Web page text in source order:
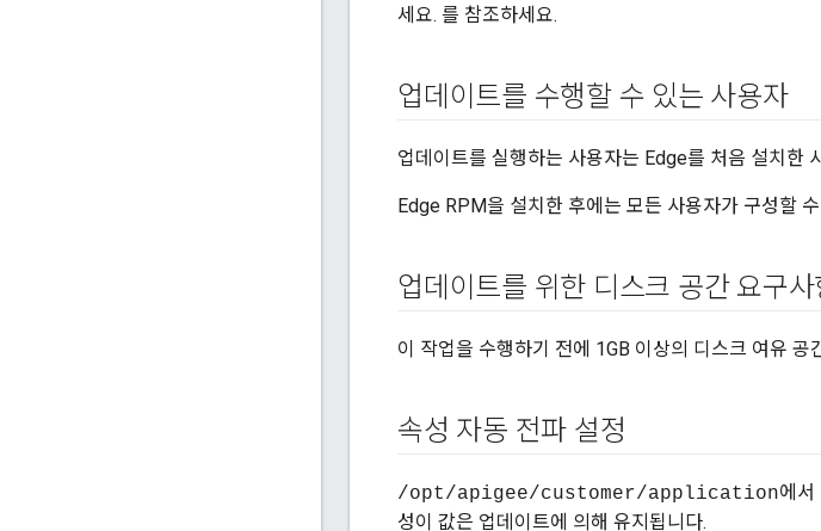
세요. 를 참조하세요.
업데이트를 수행할 수 있는 사용자
업데이트를 실행하는 사용자는 Edge를 처음 설치한
Edge RPM을 설치한 후에는 모든 사용자가 구성할
업데이트를 위한 디스크 공간 요구사
이 작업을 수행하기 전에 1GB 이상의 디스크 여유 공
속성 자동 전파 설정
/opt/apigee/customer/application에서
성이 값은 업데이트에 의해 유지됩니다.